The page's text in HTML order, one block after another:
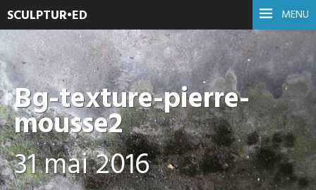
MENU
SCULPTUR•ED
Bg-texture-pierre-
mousse2
31 mai 2016